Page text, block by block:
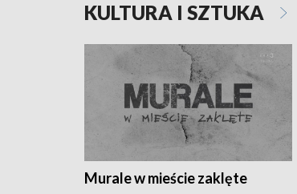
KULTURA I SZTUKA
Murale w mieście zaklęte